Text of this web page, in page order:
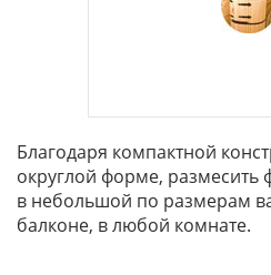
КОНТАКТЫ
Благодаря компактной
округлой форме,
в небольшой по размерам
балконе, в любой комнате.